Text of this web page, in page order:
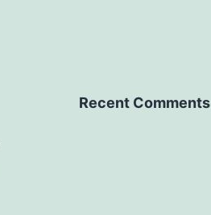
Recent Comments